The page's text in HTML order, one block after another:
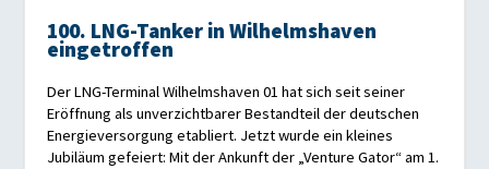
100. LNG-Tanker in Wilhelmshaven
eingetroffen
Der LNG-Terminal Wilhelmshaven 01 hat sich seit seiner
Eröffnung als unverzichtbarer Bestandteil der deutschen
Energieversorgung etabliert. Jetzt wurde ein kleines
Jubiläum gefeiert: Mit der Ankunft der „Venture Gator“ am 1.